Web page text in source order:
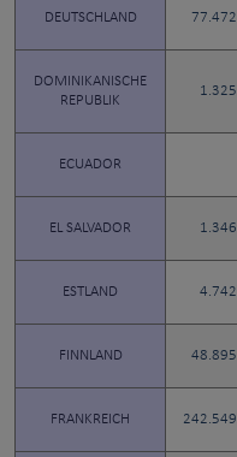
DEUTSCHLAND 77.472
DOMINIKANISCHE
REPUBLIK
1.325
ECUADOR
EL SALVADOR 1.346
ESTLAND 4.742
FINNLAND 48.895
FRANKREICH 242.549